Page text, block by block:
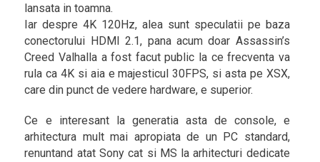
lansata in toamna.
Iar despre 4K 120Hz, alea sunt speculatii pe baza
conectorului HDMI 2.1, pana acum doar Assassin’s
Creed Valhalla a fost facut public la ce frecventa va
rula ca 4K si aia e majesticul 30FPS, si asta pe XSX,
care din punct de vedere hardware, e superior.
Ce e interesant la generatia asta de console, e
arhitectura mult mai apropiata de un PC standard,
renuntand atat Sony cat si MS la arhitecturi dedicate